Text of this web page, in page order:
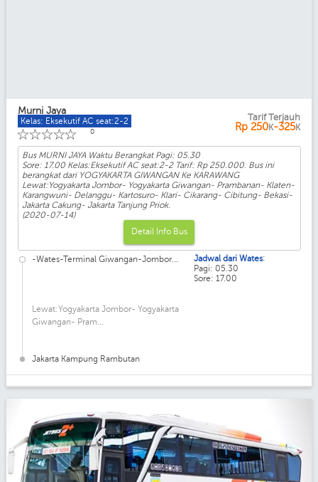
Murni Jaya
Kelas: Eksekutif AC seat:2-2
☆
☆
☆
☆
☆ 0
Tarif Terjauh
Rp 250K-325K
Bus MURNI JAYA Waktu Berangkat Pagi: 05.30
Sore: 17.00 Kelas:Eksekutif AC seat:2-2 Tarif: Rp 250.000. Bus ini
berangkat dari YOGYAKARTA GIWANGAN Ke KARAWANG
Lewat:Yogyakarta Jombor- Yogyakarta Giwangan- Prambanan- Klaten-
Karangwuni- Delanggu- Kartosuro- Klari- Cikarang- Cibitung- Bekasi-
Jakarta Cakung- Jakarta Tanjung Priok.
(2020-07-14)
Detail Info Bus
-Wates-Terminal Giwangan-Jombor...
Lewat:Yogyakarta Jombor- Yogyakarta
Giwangan- Pram...
Jakarta Kampung Rambutan
Jadwal dari Wates:
Pagi: 05.30
Sore: 17.00